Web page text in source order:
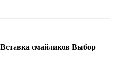
Вставка смайликов Выбор